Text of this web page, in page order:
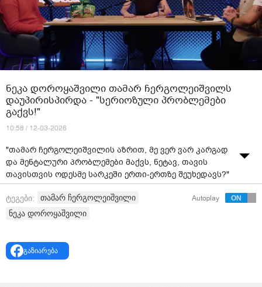
ნეკა დოროყაშვილი თამარ ჩერგოლეიშვილს
დაუპირისპირდა - "სერიოზული პრობლემები
გაქვს!"
10:58 / 12-03-2026
"თამარ ჩერგოლეიშვილის აზრით, მე ვერ ვარ კარგად
და მენტალური პრობლემები მაქვს, ნეტავ, თავის
თავისთვის ოდესმე სარკეში ერთი-ერთზე შეუხედავს?"
- ნეკა დოროყაშვილი ვიდეომიმართვას ავრცელებს.
ტეგები:
თამარ ჩერგოლეიშვილი
ნეკა დოროყაშვილი
Autoplay
გაზიარება